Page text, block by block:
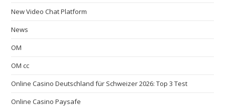
New Video Chat Platform
News
OM
OM cc
Online Casino Deutschland für Schweizer 2026: Top 3 Test
Online Casino Paysafe